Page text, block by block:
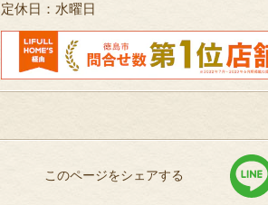
定休日：水曜日
このページをシェアする